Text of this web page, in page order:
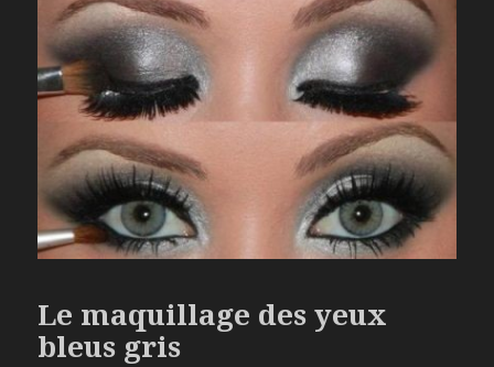
Le maquillage des yeux
bleus gris